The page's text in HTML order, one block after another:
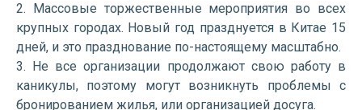
2. Массовые торжественные мероприятия во всех
крупных городах. Новый год празднуется в Китае 15
дней, и это празднование по-настоящему масштабно.
3. Не все организации продолжают свою работу в
каникулы, поэтому могут возникнуть проблемы с
бронированием жилья, или организацией досуга.